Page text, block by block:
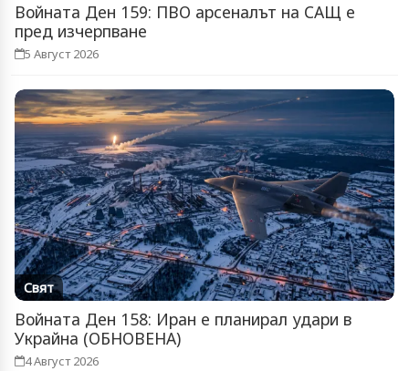
Войната Ден 159: ПВО арсеналът на САЩ е
пред изчерпване
5 Август 2026
Свят
Войната Ден 158: Иран е планирал удари в
Украйна (ОБНОВЕНА)
4 Август 2026